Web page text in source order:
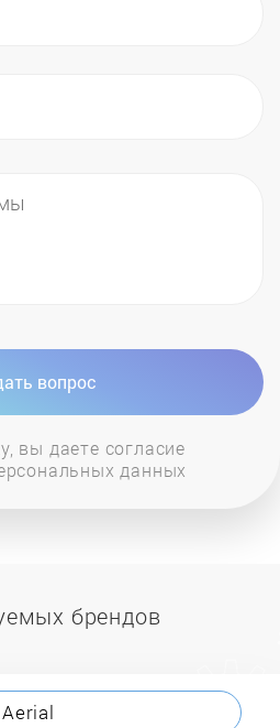
линий.
которые
вопрос
вы даете согласие
данных
брендов
Aerial